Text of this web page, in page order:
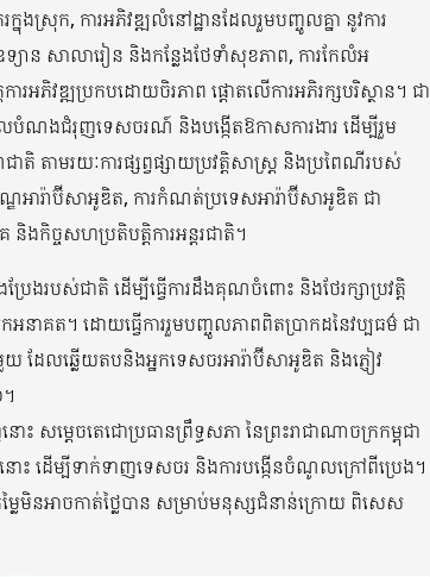
ងស្រុក, ការអភិវឌ្ឍលំនៅដ្ឋានដែលរួមបញ្ចូលគ្នា នូវការ
ាន សាលារៀន និងកន្លែងថែទាំសុខភាព, ការកែលំអ
រអភិវឌ្ឍប្រកបដោយចិរភាព ផ្តោតលើការអភិរក្សបរិស្ថាន។ ជា
លបំណងជំរុញទេសចរណ៍ និងបង្កើតឱកាសការងារ ដើម្បីរួម
ាមរយៈការផ្សព្វផ្សាយប្រវត្តិសាស្រ្ត និងប្រពៃណីរបស់
អារ៉ាប៊ីសាអូឌិត, ការកំណត់ប្រទេសអារ៉ាប៊ីសាអូឌិត ជា
កិច្ចសហប្រតិបត្តិការអន្តរជាតិ។
ែងរបស់ជាតិ ដើម្បីធ្វើការដឹងគុណចំពោះ និងថែរក្សាប្រវត្តិ
ាគត។ ដោយធ្វើការរួមបញ្ចូលភាពពិតប្រាកដនៃវប្បធម៌ ជា
ែលឆ្លើយតបនិងអ្នកទេសចរអារ៉ាប៊ីសាអូឌិត និងភ្ញៀវ
សម្តេចតេជោប្រធានព្រឹទ្ធសភា នៃព្រះរាជាណាចក្រកម្ពុជា
នោះ ដើម្បីទាក់ទាញទេសចរ និងការបង្កើនចំណូលក្រៅពីប្រេង។
មិនអាចកាត់ថៃ្លបាន សម្រាប់មនុស្សជំនាន់ក្រោយ ពិសេស